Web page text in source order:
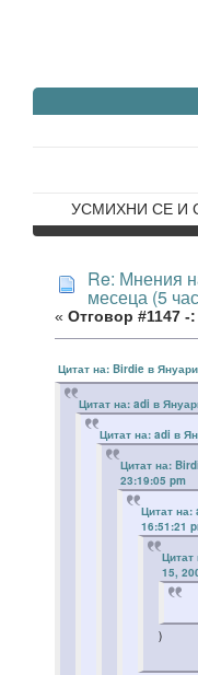
УСМИХНИ СЕ И
Re: Мнения
месеца (5
« Отговор #1147 -:
Цитат на: Birdie в
Цитат на: adi в
Цитат на: adi в
Цитат на:
23:19:05 pm
Цитат на:
16:51:21
Цитат
15,
)